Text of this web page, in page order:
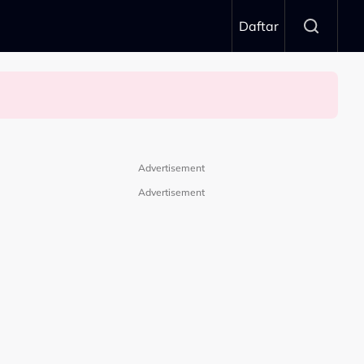
Daftar
Advertisement
Advertisement